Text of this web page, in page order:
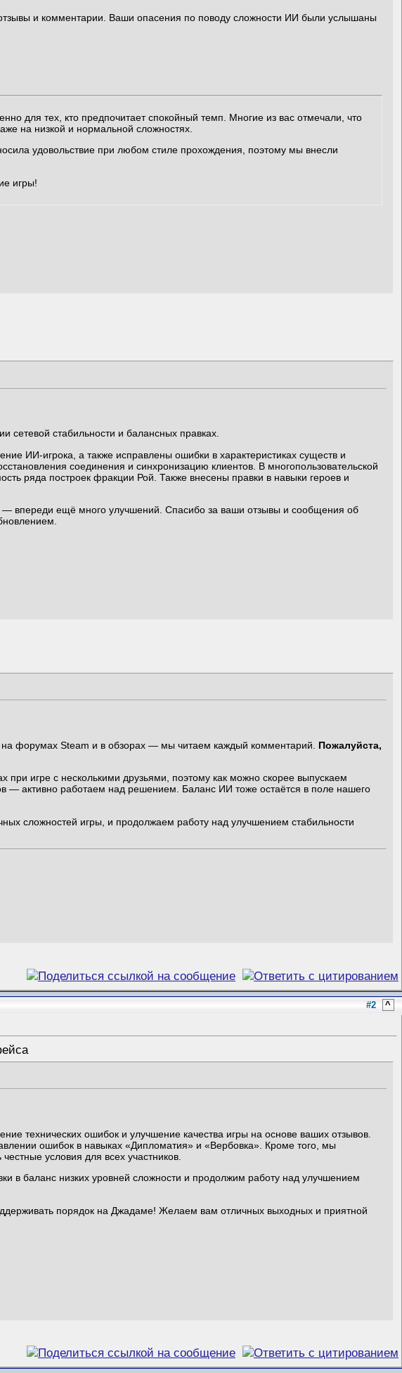
и комментарии. Ваши опасения по поводу сложности ИИ были услышаны
для тех, кто предпочитает спокойный темп. Многие из вас отмечали, что
на низкой и нормальной сложностях.
удовольствие при любом стиле прохождения, поэтому мы внесли
игры!
сетевой стабильности и балансных правках.
ИИ-игрока, а также исправлены ошибки в характеристиках существ и
соединения и синхронизацию клиентов. В многопользовательской
ряда построек фракции Рой. Также внесены правки в навыки героев и
впереди ещё много улучшений. Спасибо за ваши отзывы и сообщения об
на форумах Steam и в обзорах — мы читаем каждый комментарий. Пожалуйста,
игре с несколькими друзьями, поэтому как можно скорее выпускаем
— активно работаем над решением. Баланс ИИ тоже остаётся в поле нашего
сложностей игры, и продолжаем работу над улучшением стабильности
#2 ^
технических ошибок и улучшение качества игры на основе ваших отзывов.
ошибок в навыках «Дипломатия» и «Вербовка». Кроме того, мы
условия для всех участников.
в баланс низких уровней сложности и продолжим работу над улучшением
порядок на Джадаме! Желаем вам отличных выходных и приятной